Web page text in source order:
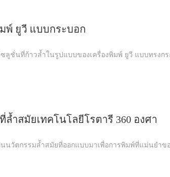
พ์ ยูวี แบบกระบอก
ชั่นที่ก้าวล้ำในรูปแบบของเครื่องพิมพ์ ยูวี แบบทรงกร
ำสมัยเทคโนโลยีโรตารี 360 องศา
นวัตกรรมล้ำสมัยที่ออกแบบมาเพื่อการพิมพ์ที่แม่นยำข